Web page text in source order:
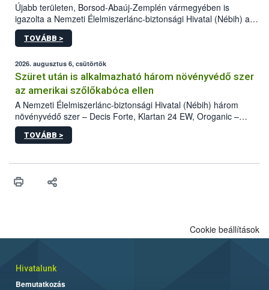
Újabb területen, Borsod-Abaúj-Zemplén vármegyében is
igazolta a Nemzeti Élelmiszerlánc-biztonsági Hivatal (Nébih) a
kőrisrontó karcsúdíszbogár (Agrilus planipennis) jelenlétét. A
kártevőt nem csak színcsapdában találták meg, de már fertőzött
az intenzív felderítést, emellett az intézkedéseket a szlovák
hatósággal is összehangolják a terjedés megállítása érdekében.
TOVÁBB >
2026. augusztus 6, csütörtök
Szüret után is alkalmazható három növényvédő szer
az amerikai szőlőkabóca ellen
A Nemzeti Élelmiszerlánc-biztonsági Hivatal (Nébih) három
növényvédő szer – Decis Forte, Klartan 24 EW, Oroganic –
engedélyokiratát módosította, így azok a szüretet követően,
egészen a vesszőérettség (BBCH 91) stádiumáig
érésű szőlőkben is legyen lehetőség a károsító elleni további
felhasználók számára is elérhető és ökológiai termesztésben is
TOVÁBB >
Cookie beállítások
Hivatalunk
Bemutatkozás